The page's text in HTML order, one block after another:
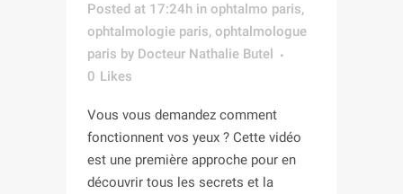
Posted at 17:24h in ophtalmo paris,
ophtalmologie paris, ophtalmologue
paris by Docteur Nathalie Butel
0 Likes
Vous vous demandez comment
fonctionnent vos yeux ? Cette vidéo
est une première approche pour en
découvrir tous les secrets et la